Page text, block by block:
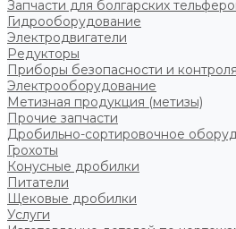
Запчасти для болгарских
Гидрооборудование
Электродвигатели
Редукторы
Приборы безопасности и
Электрооборудование
Метизная продукция (метизы)
Прочие запчасти
Дробильно-сортировочное
Грохоты
Конусные дробилки
Питатели
Щековые дробилки
Услуги